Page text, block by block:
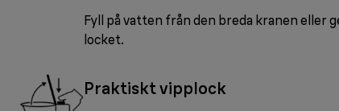
Fyll på vatten från den breda kranen eller
locket.
Praktiskt vipplock